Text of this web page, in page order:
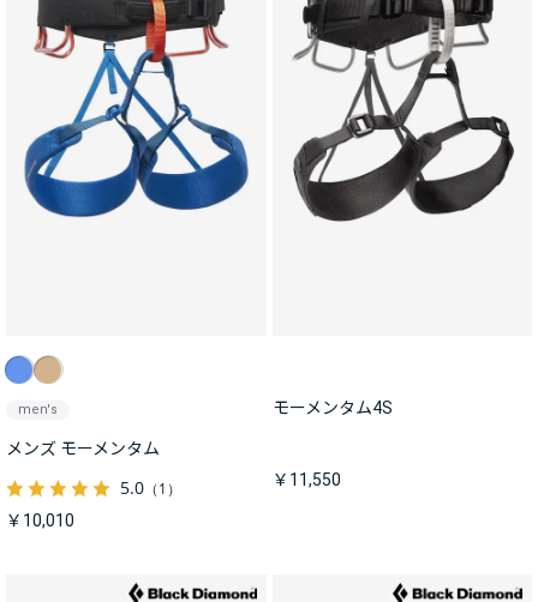
men's
メンズ モーメンタム
5.0 （1）
￥10,010
モーメンタム4S
￥11,550